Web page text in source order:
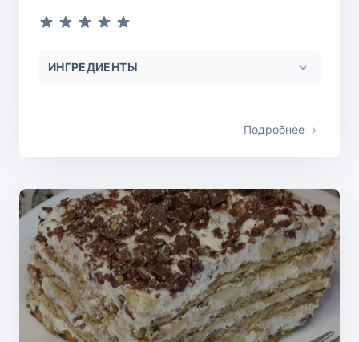
ИНГРЕДИЕНТЫ
Подробнее